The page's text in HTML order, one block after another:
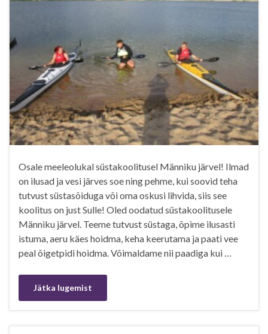
Osale meeleolukal süstakoolitusel Männiku järvel! Ilmad
on ilusad ja vesi järves soe ning pehme, kui soovid teha
tutvust süstasõiduga või oma oskusi lihvida, siis see
koolitus on just Sulle! Oled oodatud süstakoolitusele
Männiku järvel. Teeme tutvust süstaga, õpime ilusasti
istuma, aeru käes hoidma, keha keerutama ja paati vee
peal õigetpidi hoidma. Võimaldame nii paadiga kui …
Jätka lugemist